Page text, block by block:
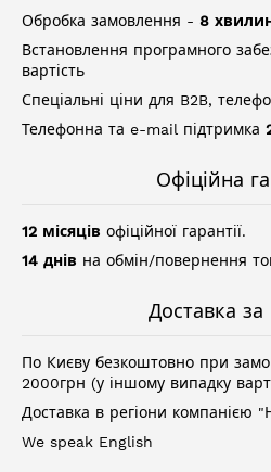
Обробка замовлення - 8
Встановлення програмного
вартість
Спеціальні ціни для B2B,
Телефонна та e-mail підтримка
Офіційна
12 місяців офіційної гарантії.
14 днів на обмін/повернення
Доставка за
По Києву безкоштовно при
2000грн (у іншому випадку
Доставка в регіони компанією
We speak English